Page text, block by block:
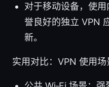
对于移动设备，使
誉良好的独立 VPN
新。
实用对比：VPN 使用场